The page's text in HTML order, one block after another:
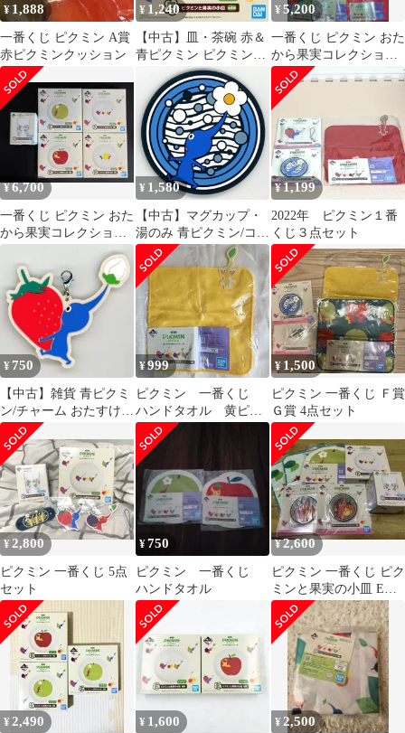
¥ 1,888
一番くじ ピクミン A賞
赤ピクミンクッション
¥ 1,240
【中古】皿・茶碗 赤＆
青ピクミン ピクミンと
果実の小皿 「一番くじ
ピクミン ～おたから果
実コレクション～」 E
賞
¥5,200
一番くじ ピクミン おた
から果実コレクション
13点 まとめ売り
¥6,700
一番くじ ピクミン おた
から果実コレクション
¥ 1,580
【中古】マグカップ・
湯のみ 青ピクミン/コー
スター おたすけラバー
アイテムコレクション
「一番くじ ピクミン ～
おたから果実コレクシ
ョン～」 F賞
¥1,199
2022年 ピクミン１番
くじ３点セット
¥ 750
【中古】雑貨 青ピクミ
ン/チャーム おたすけラ
バーアイテムコレクシ
ョン 「一番くじ ピクミ
ン ～おたから果実コレ
クション～」 F賞
¥999
ピクミン 一番くじ
ハンドタオル 黄ピク
ミン Pikmin【未開
封】
¥ 1,500
ピクミン 一番くじ Ｆ賞
Ｇ賞 4点セット
¥2,800
ピクミン 一番くじ 5点
セット
¥750
ピクミン 一番くじ
ハンドタオル
¥2,600
ピクミン 一番くじ ピク
ミンと果実の小皿 E賞
ほっとひといきグラス
D賞
¥2,490 ¥ 1,600 ¥2,500